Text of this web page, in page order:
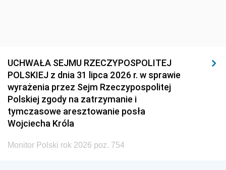
UCHWAŁA SEJMU RZECZYPOSPOLITEJ
POLSKIEJ z dnia 31 lipca 2026 r. w sprawie
wyrażenia przez Sejm Rzeczypospolitej
Polskiej zgody na zatrzymanie i
tymczasowe aresztowanie posła
Wojciecha Króla
Monitor Polski rok 2026 poz. 754